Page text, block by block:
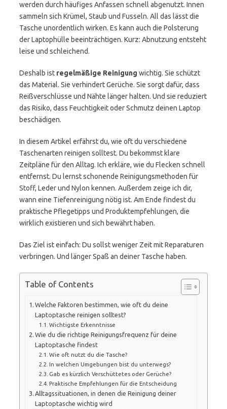
werden durch häufiges Anfassen schnell abgenutzt. Innen
sammeln sich Krümel, Staub und Fusseln. All das lässt die
Tasche unordentlich wirken. Es kann auch die Polsterung
der Laptophülle beeinträchtigen. Kurz: Abnutzung entsteht
leise und schleichend.
Deshalb ist regelmäßige Reinigung wichtig. Sie schützt
das Material. Sie verhindert Gerüche. Sie sorgt dafür, dass
Reißverschlüsse und Nähte länger halten. Und sie reduziert
das Risiko, dass Feuchtigkeit oder Schmutz deinen Laptop
beschädigen.
In diesem Artikel erfährst du, wie oft du verschiedene
Taschenarten reinigen solltest. Du bekommst klare
Zeitpläne für den Alltag. Ich erkläre, wie du Flecken schnell
entfernst. Du lernst schonende Reinigungsmethoden für
Stoff, Leder und Nylon kennen. Außerdem zeige ich dir,
wann eine Tiefenreinigung nötig ist. Am Ende findest du
praktische Pflegetipps und Produktempfehlungen, die
wirklich existieren und sich bewährt haben.
Das Ziel ist einfach: Du sollst weniger Zeit mit Reparaturen
verbringen. Und länger Spaß an deiner Tasche haben.
Table of Contents
Welche Faktoren bestimmen, wie oft du deine
Laptoptasche reinigen solltest?
Wichtigste Erkenntnisse
Wie du die richtige Reinigungsfrequenz für deine
Laptoptasche findest
Wie oft nutzt du die Tasche?
In welchen Umgebungen bist du unterwegs?
Gab es kürzlich Verschüttetes oder Gerüche?
Praktische Empfehlungen für die Entscheidung
Alltagssituationen, in denen die Reinigung deiner
Laptoptasche wichtig wird